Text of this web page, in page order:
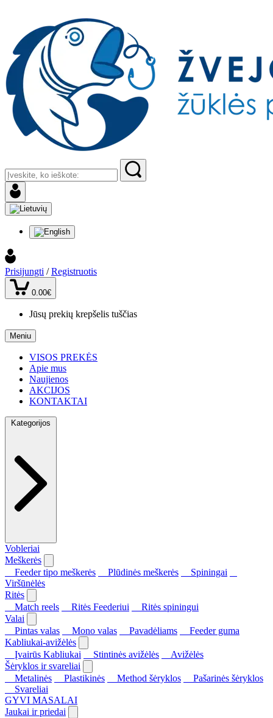
Prisijungti / Registruotis
0.00€
Jūsų prekių krepšelis tuščias
Meniu
VISOS PREKĖS
Apie mus
Naujienos
AKCIJOS
KONTAKTAI
Kategorijos
Vobleriai
Meškerės
Feeder tipo meškerės
Plūdinės meškerės
Spiningai
Viršūnėlės
Ritės
Match reels
Ritės Feederiui
Ritės spiningui
Valai
Pintas valas
Mono valas Pavadėliams
Feeder guma
Kabliukai-avižėlės
Įvairūs Kabliukai
Stintinės avižėlės
Avižėlės
Šėryklos ir svareliai
Metalinės
Plastikinės Method šėryklos
Pašarinės šėryklos
Svareliai
GYVI MASALAI
Jaukai ir priedai